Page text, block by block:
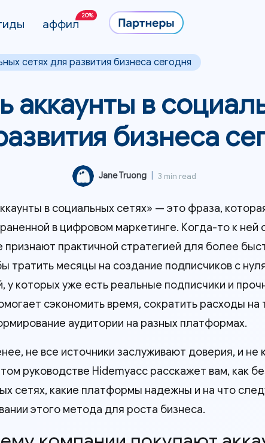
аффил
20%
сетях для развития бизнеса сегодня
аккаунты в
бизнеса
Jane Truong 3 min read
в социальных сетях» — это фраза,
в цифровом маркетинге. Когда-то к ней
признают практичной стратегией для более
тратить месяцы на создание подписчиков с
у которых уже есть реальные подписчики и
сэкономить время, сократить расходы
аудитории на разных платформах.
не все источники заслуживают доверия, и не
руководстве Hidemyacc расскажет вам, как
сетях, какие платформы надежны и на что
этого метода для роста бизнеса.